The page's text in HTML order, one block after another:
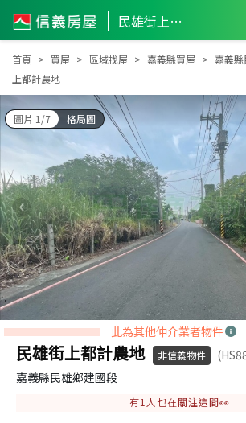
民雄街上都計農地
首頁 買屋 區域找屋 嘉義縣買屋 嘉義
上都計農地
圖片 1/7 格局圖
此為其他仲介業者物件
民雄街上都計農地 非信義物件
嘉義縣民雄鄉建國段
有1 人也在關注這間👀